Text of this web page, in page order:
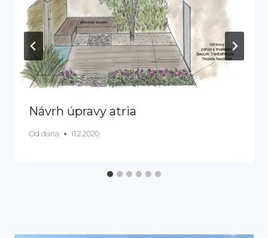
Návrh úpravy atria
Od dana 11.2.2020